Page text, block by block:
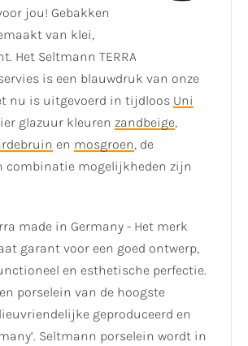
jou! Gebakken
van klei,
Het Seltmann TERRA
is een blauwdruk van onze
nu is uitgevoerd in tijdloos Uni
glazuur kleuren zandbeige,
en mosgroen, de
combinatie mogelijkheden zijn
made in Germany - Het merk
garant voor een goed ontwerp,
en esthetische perfectie.
porselein van de hoogste
geproduceerd en
Seltmann porselein wordt in